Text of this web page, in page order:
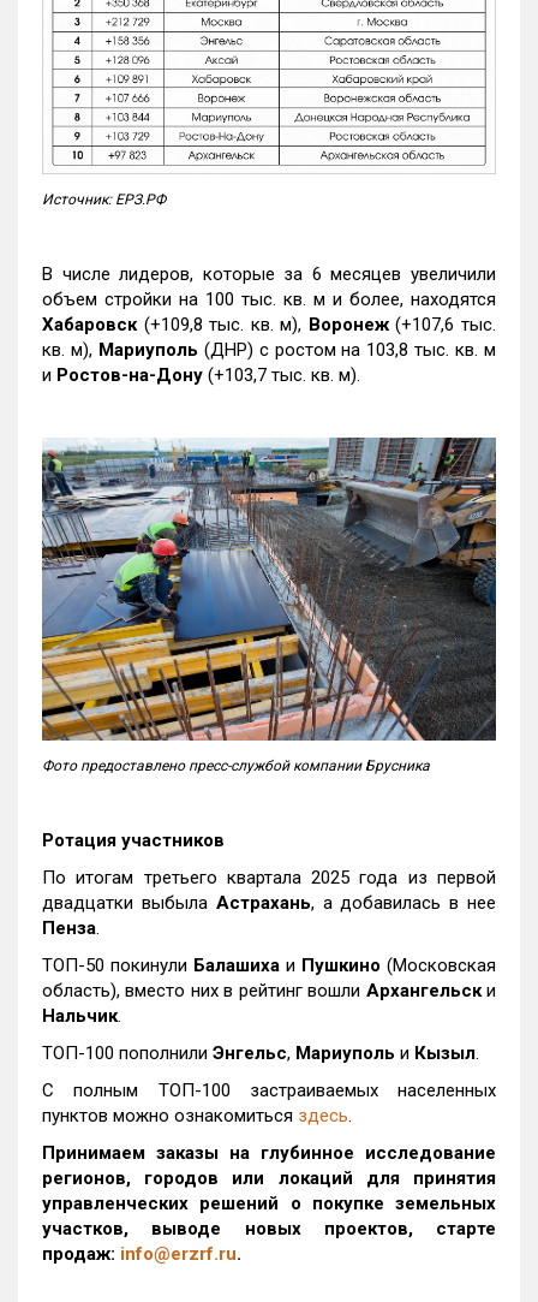
Источник: ЕРЗ.РФ
В числе лидеров, которые за 6 месяцев увеличили
объем стройки на 100 тыс. кв. м и более, находятся
Хабаровск (+109,8 тыс. кв. м), Воронеж(+107,6 тыс.
кв. м), Мариуполь (ДНР) с ростом на 103,8 тыс. кв. м
и Ростов-на-Дону (+103,7 тыс. кв. м).
Фото предоставлено пресс-службой компании Брусника
Ротация участников
По итогам третьего квартала 2025 года из первой
двадцатки выбыла Астрахань, а добавилась в нее
Пенза.
ТОП-50 покинули Балашиха и Пушкино (Московская
область), вместо них в рейтинг вошли Архангельски
Нальчик.
ТОП-100 пополнили Энгельс, Мариуполь и Кызыл.
С полным ТОП-100 застраиваемых населенных
пунктов можно ознакомиться здесь.
Принимаем заказы на глубинное исследование
регионов, городов или локаций для принятия
управленческих решений о покупке земельных
участков, выводе новых проектов, старте
продаж: info@erzrf.ru.